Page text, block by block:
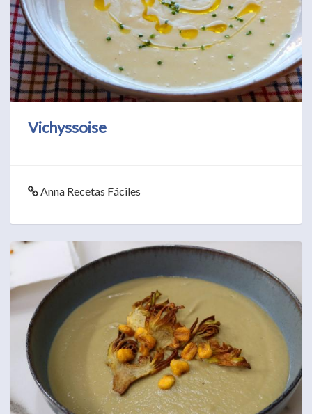
Vichyssoise
Anna Recetas Fáciles